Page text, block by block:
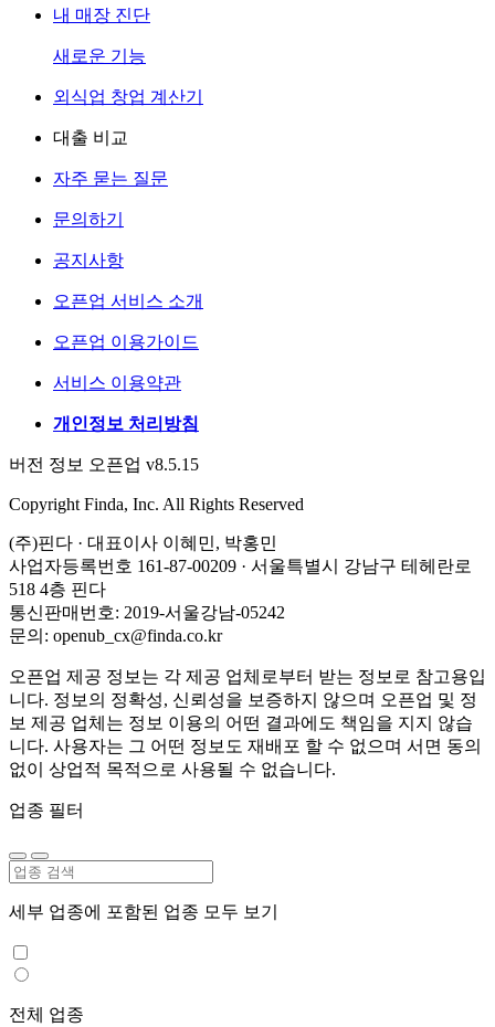
내 매장 진단
새로운 기능
외식업 창업 계산기
대출 비교
자주 묻는 질문
문의하기
공지사항
오픈업 서비스 소개
오픈업 이용가이드
서비스 이용약관
개인정보 처리방침
버전 정보 오픈업 v8.5.15
Copyright Finda, Inc. All Rights Reserved
(주)핀다 · 대표이사 이혜민, 박홍민
사업자등록번호 161-87-00209 · 서울특별시 강남구 테헤란로
518 4층 핀다
통신판매번호: 2019-서울강남-05242
문의: openub_cx@finda.co.kr
오픈업 제공 정보는 각 제공 업체로부터 받는 정보로 참고용입
니다. 정보의 정확성, 신뢰성을 보증하지 않으며 오픈업 및 정
보 제공 업체는 정보 이용의 어떤 결과에도 책임을 지지 않습
니다. 사용자는 그 어떤 정보도 재배포 할 수 없으며 서면 동의
없이 상업적 목적으로 사용될 수 없습니다.
업종 필터
세부 업종에 포함된 업종 모두 보기
전체 업종